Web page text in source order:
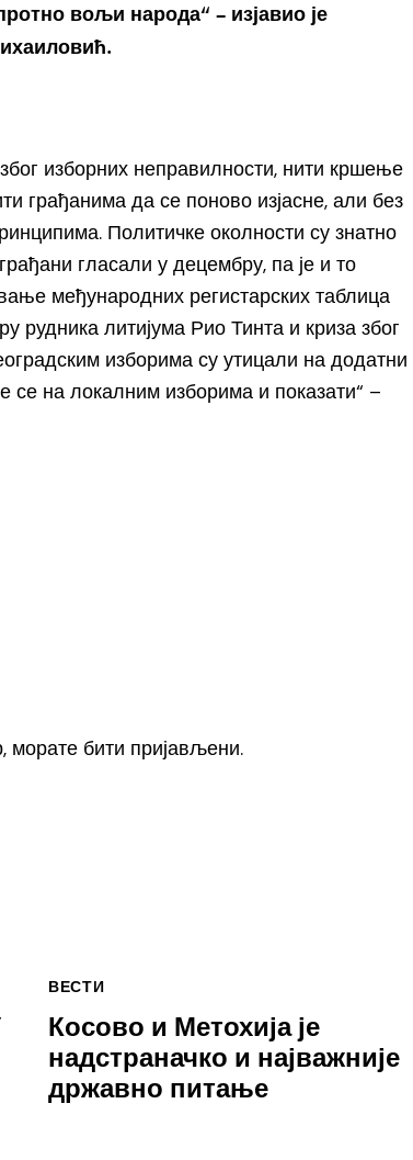
вољи народа“ – изјавио је
изборних неправилности, нити кршење
грађанима да се поново изјасне, али без
Политичке околности су знатно
гласали у децембру, па је и то
међународних регистарских таблица
рудника литијума Рио Тинта и криза због
изборима су утицали на додатни
се на локалним изборима и показати“ –
морате бити пријављени.
ВЕСТИ
Косово и Метохија је
надстраначко и најважније
државно питање